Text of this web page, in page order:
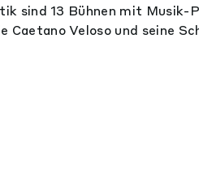
sind 13 Bühnen mit Musik-
Caetano Veloso und seine